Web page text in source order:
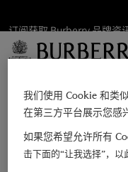
订阅获取 Burberry 品牌资
订阅获取
Burberry
品牌资
立即订阅
电子邮箱
我们使用 Cookie 和类
在第三方平台展示您感
如果您希望允许所有
击下面的“让我选择”，以